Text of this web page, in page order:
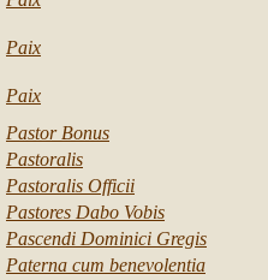
Paix
Paix
Pastor Bonus
Pastoralis
Pastoralis Officii
Pastores Dabo Vobis
Pascendi Dominici Gregis
Paterna cum benevolentia